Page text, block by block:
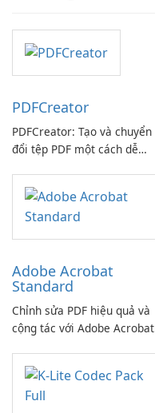
PDFCreator
PDFCreator: Tạo và chuyển
đổi tệp PDF một cách dễ
Adobe Acrobat
Standard
Chỉnh sửa PDF hiệu quả và
cộng tác với Adobe Acrobat